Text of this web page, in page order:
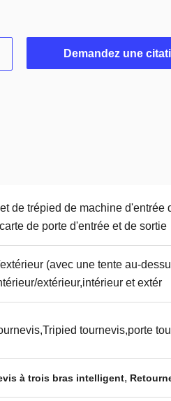
Demandez une
de trépied de machine d'entrée
de porte d'entrée et de sortie
extérieur (avec une tente au-
extérieur,intérieur et extér
tournevis,porte
à trois bras intelligent,